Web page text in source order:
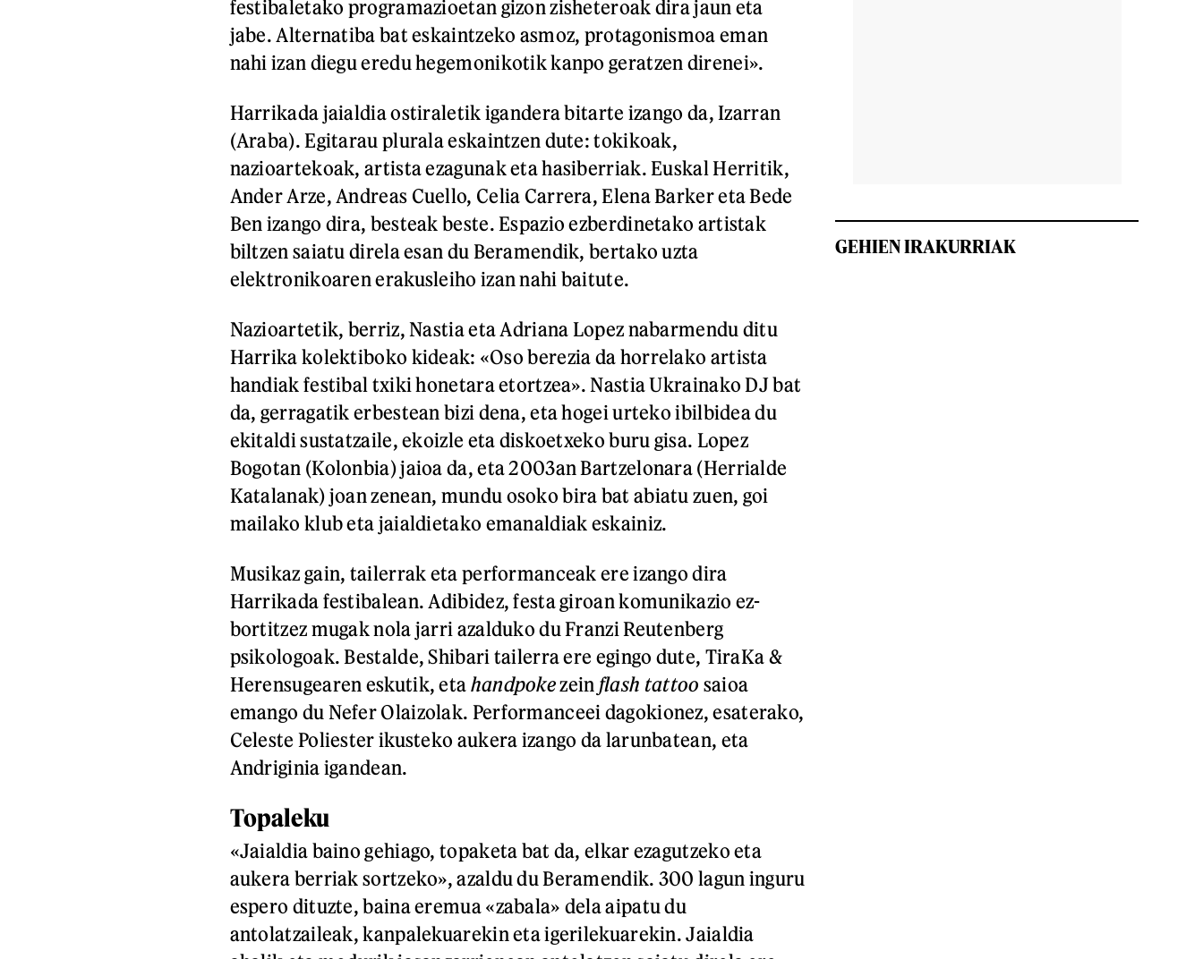
festibaletako programazioetan gizon zisheteroak dira jaun eta
jabe. Alternatiba bat eskaintzeko asmoz, protagonismoa eman
nahi izan diegu eredu hegemonikotik kanpo geratzen direnei».
Harrikada jaialdia ostiraletik igandera bitarte izango da, Izarran
(Araba). Egitarau plurala eskaintzen dute: tokikoak,
nazioartekoak, artista ezagunak eta hasiberriak. Euskal Herritik,
Ander Arze, Andreas Cuello, Celia Carrera, Elena Barker eta Bede
Ben izango dira, besteak beste. Espazio ezberdinetako artistak
biltzen saiatu direla esan du Beramendik, bertako uzta
elektronikoaren erakusleiho izan nahi baitute.
Nazioartetik, berriz, Nastia eta Adriana Lopez nabarmendu ditu
Harrika kolektiboko kideak: «Oso berezia da horrelako artista
handiak festibal txiki honetara etortzea». Nastia Ukrainako DJ bat
da, gerragatik erbestean bizi dena, eta hogei urteko ibilbidea du
ekitaldi sustatzaile, ekoizle eta diskoetxeko buru gisa. Lopez
Bogotan (Kolonbia) jaioa da, eta 2003an Bartzelonara (Herrialde
Katalanak) joan zenean, mundu osoko bira bat abiatu zuen, goi
mailako klub eta jaialdietako emanaldiak eskainiz.
Musikaz gain, tailerrak eta performanceak ere izango dira
Harrikada festibalean. Adibidez, festa giroan komunikazio ez-
bortitzez mugak nola jarri azalduko du Franzi Reutenberg
psikologoak. Bestalde, Shibari tailerra ere egingo dute, TiraKa &
Herensugearen eskutik, eta handpokezein flash tattoo saioa
emango du Nefer Olaizolak. Performanceei dagokionez, esaterako,
Celeste Poliester ikusteko aukera izango da larunbatean, eta
Andriginia igandean.
Topaleku
«Jaialdia baino gehiago, topaketa bat da, elkar ezagutzeko eta
aukera berriak sortzeko», azaldu du Beramendik. 300 lagun inguru
espero dituzte, baina eremua «zabala» dela aipatu du
antolatzaileak, kanpalekuarekin eta igerilekuarekin. Jaialdia
GEHIEN IRAKURRIAK